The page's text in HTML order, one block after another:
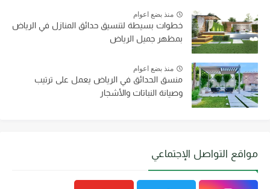
منذ بضع اعوام
خطوات بسيطة لتنسيق حدائق المنازل في الرياض
بمظهر جميل الرياض
منذ بضع اعوام
منسق الحدائق في الرياض يعمل على ترتيب
وصيانة النباتات والأشجار
مواقع التواصل الإجتماعي